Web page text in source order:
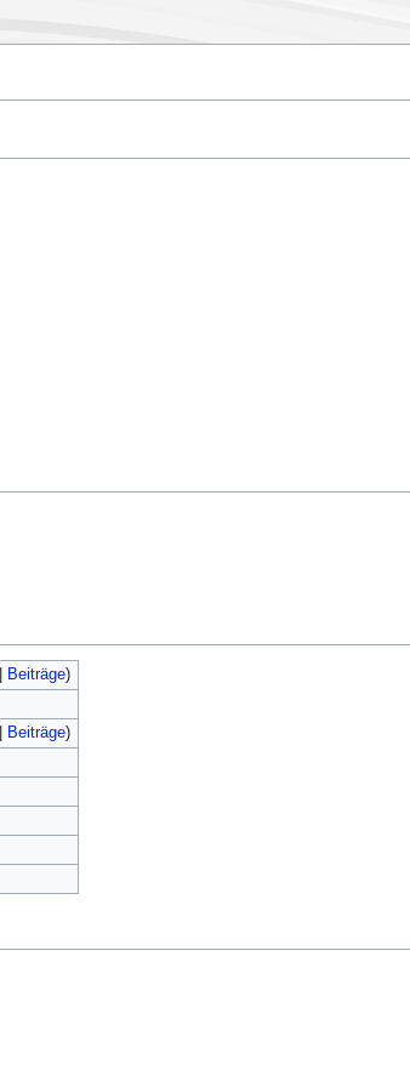
Beiträge)
Beiträge)